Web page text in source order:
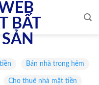
Bán nhà trong hẻm
Cho thuê nhà mặt tiền